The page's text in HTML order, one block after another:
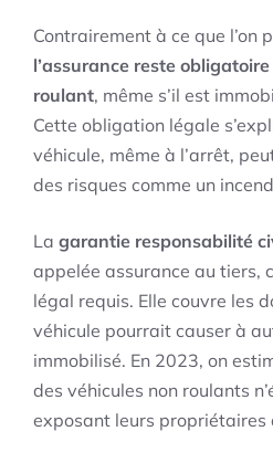
Contrairement à ce que l’on
l’assurance reste
roulant, même s’il est
Cette obligation légale
véhicule, même à l’arrêt,
des risques comme un
La garantie responsabilité
appelée assurance au tiers,
légal requis. Elle couvre les
véhicule pourrait causer à
immobilisé. En 2023, on
des véhicules non roulants
exposant leurs propriétaires